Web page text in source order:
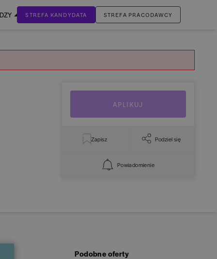
STREFA KANDYDATA STREFA PRACODAWCY
APLIKUJ
Zapisz Podziel się
Powiadomienie
Podobne oferty